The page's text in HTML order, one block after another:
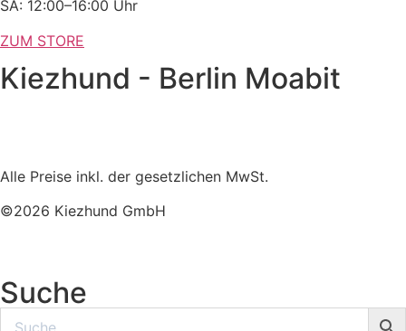
SA: 12:00–16:00 Uhr
ZUM STORE
Kiezhund - Berlin Moabit
Alle Preise inkl. der gesetzlichen MwSt.
©2026 Kiezhund GmbH
Suche